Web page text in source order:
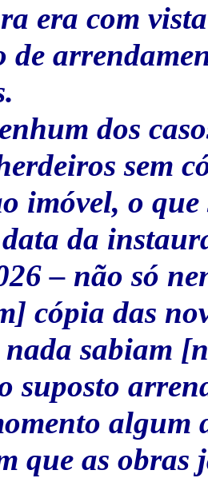
era com
de
dos
sem
imóvel, o
da
– não só
cópia das
sabiam
suposto
algum
que as obras